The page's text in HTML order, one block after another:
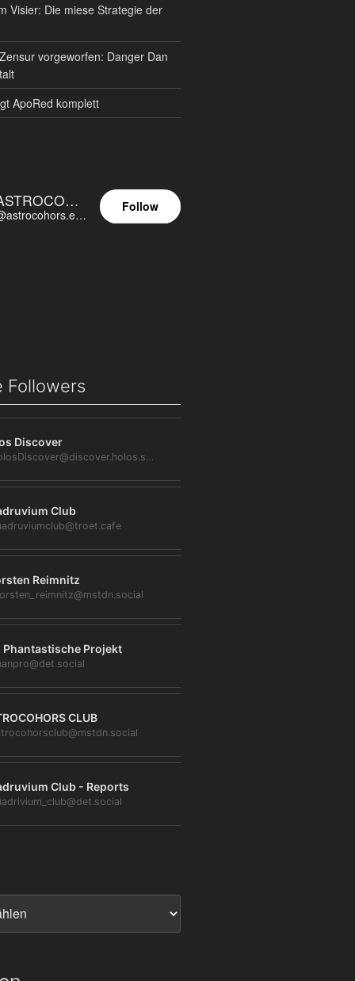
Visier: Die miese Strategie der
vorgeworfen: Danger Dan
ApoRed komplett
ASTROCOHORS EUNOIA ULTIMA
@astrocohors.eu@astrocohors.eu
Follow
Followers
Discover
@HolosDiscover@discover.holos.social
Club
Reimnitz
Phantastische Projekt
CLUB
Club - Reports